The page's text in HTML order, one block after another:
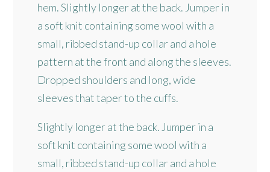
hem. Slightly longer at the back. Jumper in
a soft knit containing some wool with a
small, ribbed stand-up collar and a hole
pattern at the front and along the sleeves.
Dropped shoulders and long, wide
sleeves that taper to the cuffs.
Slightly longer at the back. Jumper in a
soft knit containing some wool with a
small, ribbed stand-up collar and a hole